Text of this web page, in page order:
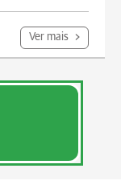
Ver mais